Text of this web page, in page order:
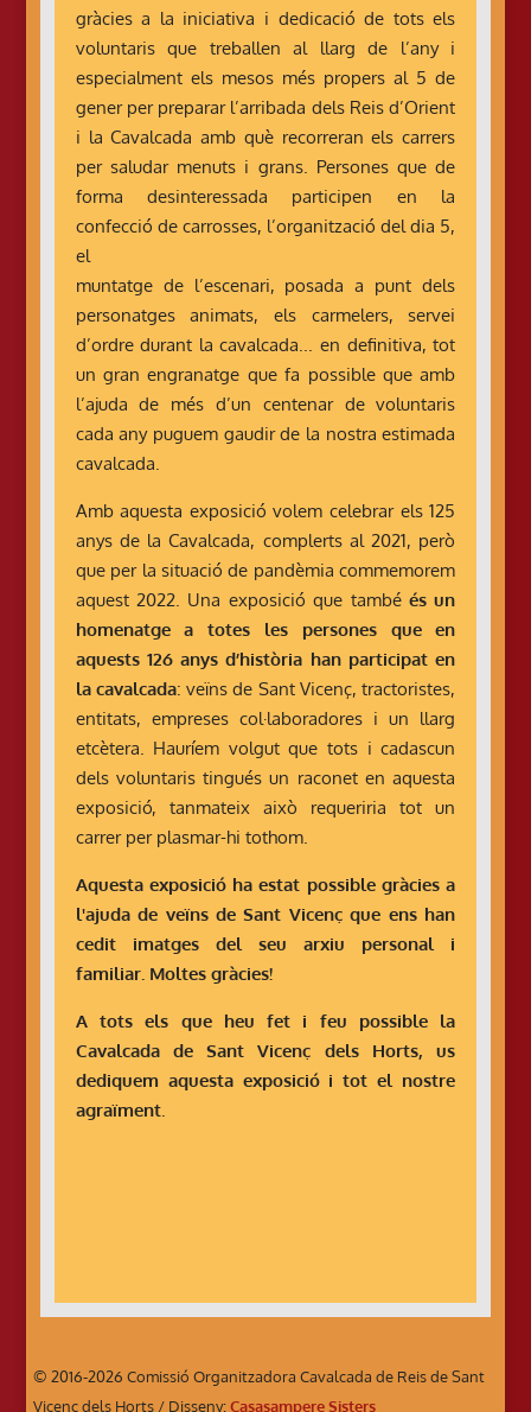
gràcies a la iniciativa i dedicació de tots els
voluntaris que treballen al llarg de l’any i
especialment els mesos més propers al 5 de
gener per preparar l’arribada dels Reis d’Orient
i la Cavalcada amb què recorreran els carrers
per saludar menuts i grans. Persones que de
forma desinteressada participen en la
confecció de carrosses, l’organització del dia 5,
el
muntatge de l’escenari, posada a punt dels
personatges animats, els carmelers, servei
d’ordre durant la cavalcada... en definitiva, tot
un gran engranatge que fa possible que amb
l’ajuda de més d’un centenar de voluntaris
cada any puguem gaudir de la nostra estimada
cavalcada.
Amb aquesta exposició volem celebrar els 125
anys de la Cavalcada, complerts al 2021, però
que per la situació de pandèmia commemorem
aquest 2022. Una exposició que també és un
homenatge a totes les persones que en
aquests 126 anys d’història han participat en
la cavalcada: veïns de Sant Vicenç, tractoristes,
entitats, empreses col·laboradores i un llarg
etcètera. Hauríem volgut que tots i cadascun
dels voluntaris tingués un raconet en aquesta
exposició, tanmateix això requeriria tot un
carrer per plasmar-hi tothom.
Aquesta exposició ha estat possible gràcies a
l'ajuda de veïns de Sant Vicenç que ens han
cedit imatges del seu arxiu personal i
familiar. Moltes gràcies!
A tots els que heu fet i feu possible la
Cavalcada de Sant Vicenç dels Horts, us
dediquem aquesta exposició i tot el nostre
agraïment.
© 2016-2026 Comissió Organitzadora Cavalcada de Reis de Sant
Vicenç dels Horts / Disseny:Casasampere Sisters